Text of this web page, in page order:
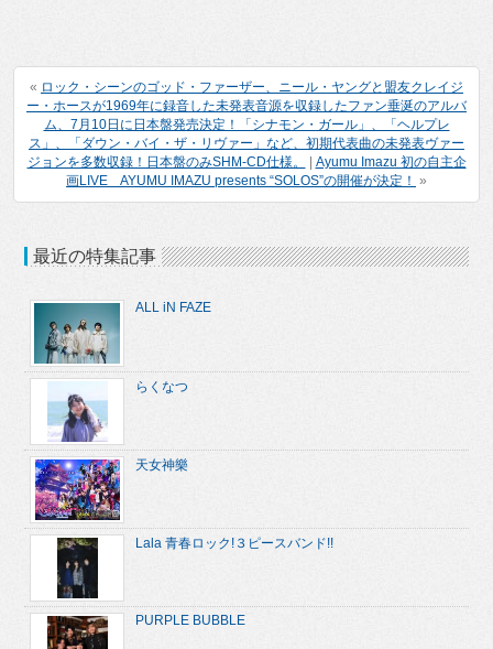
« ロック・シーンのゴッド・ファーザー、ニール・ヤングと盟友クレイジ
ー・ホースが1969年に録音した未発表音源を収録したファン垂涎のアルバ
ム、7月10日に日本盤発売決定！「シナモン・ガール」、「ヘルプレ
ス」、「ダウン・バイ・ザ・リヴァー」など、初期代表曲の未発表ヴァー
ジョンを多数収録！日本盤のみSHM-CD仕様。
| Ayumu Imazu 初の自主企
画LIVE AYUMU IMAZU presents “SOLOS”の開催が決定！ »
最近の特集記事
ALL iN FAZE
らくなつ
天女神樂
Lala 青春ロック!３ピースバンド!!
PURPLE BUBBLE